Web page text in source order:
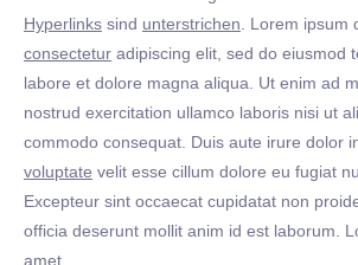
Hyperlinks sind unterstrichen . Lorem ipsum
consectetur adipiscing elit, sed do eiusmod
labore et dolore magna aliqua. Ut enim ad
nostrud exercitation ullamco laboris nisi ut
commodo consequat. Duis aute irure dolor
voluptate velit esse cillum dolore eu fugiat
Excepteur sint occaecat cupidatat non
officia deserunt mollit anim id est laborum.
amet.